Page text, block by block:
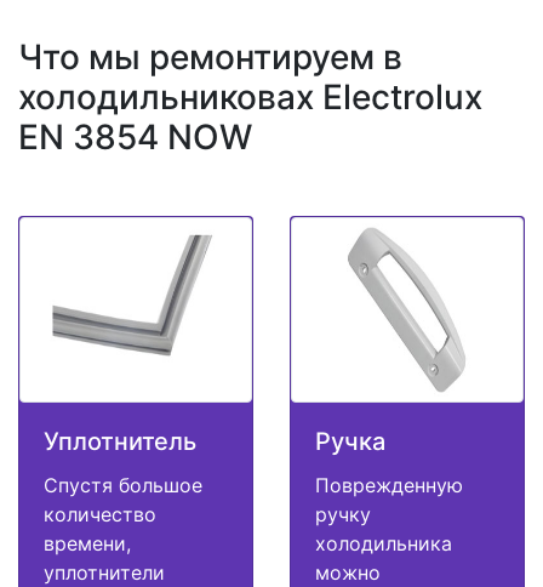
Что мы ремонтируем в
холодильниковах Electrolux
EN 3854 NOW
Уплотнитель
Спустя большое
количество
времени,
уплотнители
Ручка
Поврежденную
ручку
холодильника
можно